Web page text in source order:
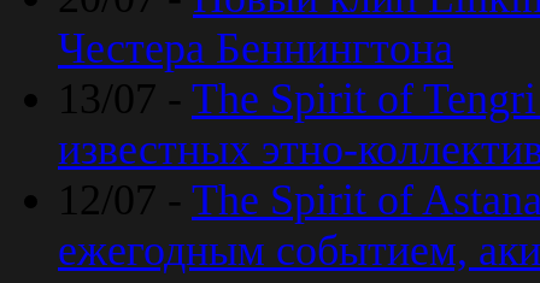
Честера Беннингтона
13/07 - The Spirit of Tengri
известных этно-
12/07 - The Spirit of
ежегодным событием,